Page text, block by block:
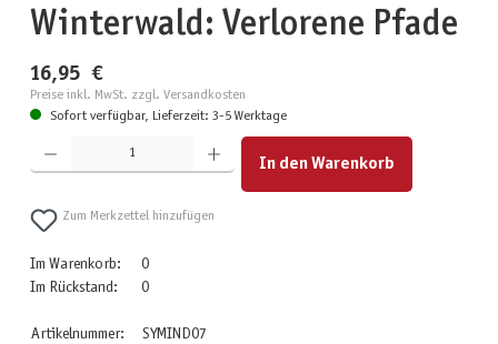
Winterwald: Verlorene Pfade
16,95 €
Preise inkl. MwSt. zzgl. Versandkosten
Sofort verfügbar, Lieferzeit: 3-5 Werktage
Produkt Anzahl: Gib den gewünschten Wert ein oder benutze die Schaltflächen um die Anzahl zu
In den Warenkorb
Zum Merkzettel hinzufügen
Im Warenkorb:
0
Im Rückstand:
0
Artikelnummer:
SYMIND07